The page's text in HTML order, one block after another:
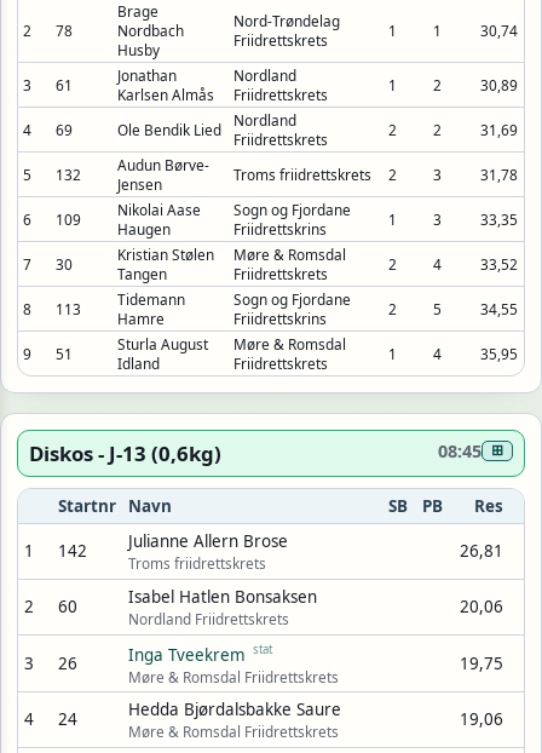
2 78
Brage
Nordbach
Husby
Nord-Trøndelag
Friidrettskrets
1 1 30,74
3 61
Jonathan
Karlsen Almås
Nordland
Friidrettskrets
1 2 30,89
4 69 Ole Bendik Lied
Nordland
Friidrettskrets
2 2 31,69
5 132
Audun Børve-
Jensen
Troms friidrettskrets 2 3 31,78
6 109
Nikolai Aase
Haugen
Sogn og Fjordane
Friidrettskrins
1 3 33,35
7 30
Kristian Stølen
Tangen
Møre & Romsdal
Friidrettskrets
2 4 33,52
8 113
Tidemann
Hamre
Sogn og Fjordane
Friidrettskrins
2 5 34,55
9 51
Sturla August
Idland
Møre & Romsdal
Friidrettskrets
1 4 35,95
Diskos - J-13 (0,6kg) 08:45 ⊞
Startnr Navn SB PB Res
1 142 Julianne Allern Brose
Troms friidrettskrets
26,81
2 60 Isabel Hatlen Bonsaksen
Nordland Friidrettskrets
20,06
3 26 Inga Tveekrem stat
Møre & Romsdal Friidrettskrets
19,75
4 24 Hedda Bjørdalsbakke Saure
Møre & Romsdal Friidrettskrets
19,06